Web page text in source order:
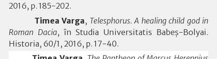
2016, p. 185-202.
Timea Varga, Telesphorus. A healing child god in
Roman Dacia, în Studia Universitatis Babeș-Bolyai.
Historia, 60/1, 2016, p. 17-40.